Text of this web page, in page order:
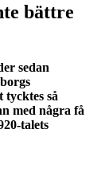
bättre
sedan
så
med några få
talets